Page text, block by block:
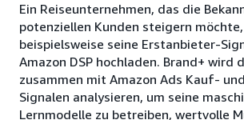
Ein Reiseunternehmen, das die
potenziellen Kunden steigern
beispielsweise seine Erstanbieter-
Amazon DSP hochladen. Brand+ wird
zusammen mit Amazon Ads Kauf-
Signalen analysieren, um seine
Lernmodelle zu betreiben, wertvolle